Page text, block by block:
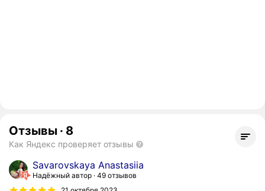
Отзывы · 8
Как Яндекс проверяет отзывы
Savarovskaya Anastasiia
Надёжный автор 49 отзывов